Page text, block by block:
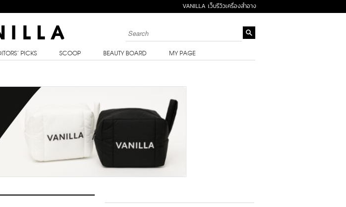
VANILLA เว็บรีวิวเครื่องสำอาง
PICKS SCOOP BEAUTY BOARD MY PAGE